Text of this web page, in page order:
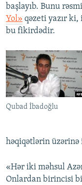
başlayıb. Bunu
Yol» qəzeti yazır
bu fikirdədir.
Qubad İbadoğlu
həqiqətlərin üzərinə
«Hər iki məhsul
Onlardan birincisi